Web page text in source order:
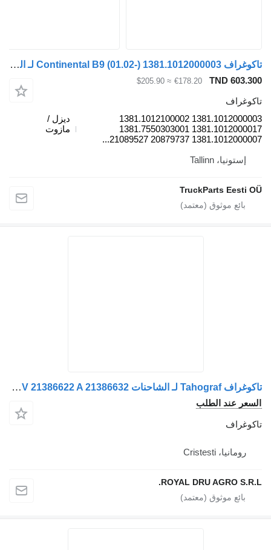
تاكوغراف Continental B9 (01.02-) 1381.1012000003 لـ الباصات Volvo B6, B7, B9, B10, B12 bus (1978-2011)
TND
€178.20
≈ $205.90
1381.1012000003 1381.1012100002
1381.1012000017 1381.7550303001
1381.1012000007 20879737
ديزل /
مازوت
إستونيا، Tallinn
TruckParts Eesti
تاكوغراف Tahograf لـ الشاحنات Volvo 24V 21386622 A 21386632
عند الطلب
رومانيا، Cristesti
ROYAL DRU AGRO